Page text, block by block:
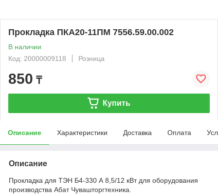
Прокладка ПКА20-11ПМ 7556.59.00.002
В наличии
Код: 20000009118
Розница
850 ₸
Купить
Описание Характеристики Доставка Оплата
Описание
Прокладка для ТЭН Б4-330 А 8,5/12 кВт для оборудования
производства Абат Чувашторгтехника.